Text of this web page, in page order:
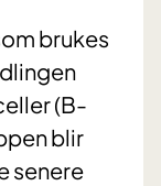
brukes
(B-
blir
senere